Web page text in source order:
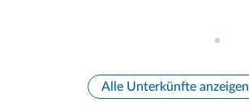
Alle Unterkünfte anzeigen